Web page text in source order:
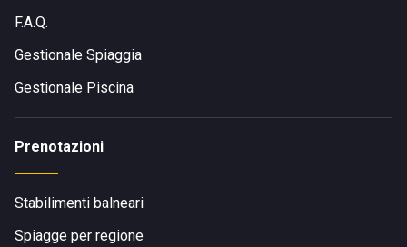
F.A.Q.
Gestionale Spiaggia
Gestionale Piscina
Prenotazioni
Stabilimenti balneari
Spiagge per regione